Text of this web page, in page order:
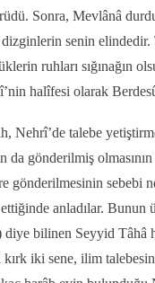
Sonra, Mevlânâ
senin
ruhları sığınağın
halîfesi olarak
Nehrî’de talebe
da gönderilmiş
gönderilmesinin sebebi
anladılar. Bunun
bilinen Seyyid Tâhâ
kırk iki sene, ilim